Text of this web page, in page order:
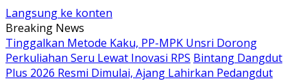
Langsung ke konten
Breaking News
Tinggalkan Metode Kaku, PP-MPK Unsri Dorong
Perkuliahan Seru Lewat Inovasi RPS Bintang Dangdut
Plus 2026 Resmi Dimulai, Ajang Lahirkan Pedangdut